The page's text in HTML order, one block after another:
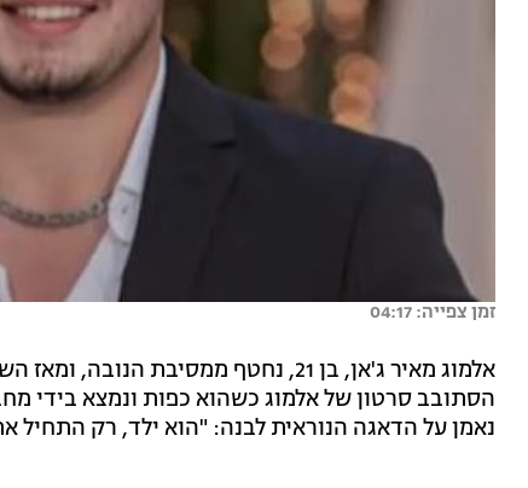
זמן צפייה: 04:17
אלמוג מאיר ג'אן, בן 21, נחטף
הסתובב סרטון של אלמוג כשהוא כפות ונמצא בידי
נאמן על הדאגה הנוראית לבנה: "הוא ילד, רק התחיל